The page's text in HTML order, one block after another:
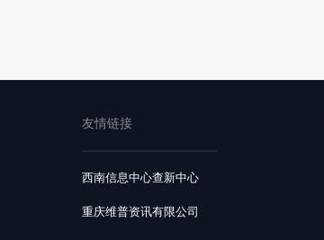
友情链接
西南信息中心查新中心
重庆维普资讯有限公司